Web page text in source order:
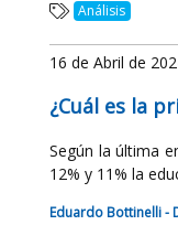
Análisis
16 de Abril de
¿Cuál es la
Según la última
12% y 11% la
Eduardo Bottinelli -